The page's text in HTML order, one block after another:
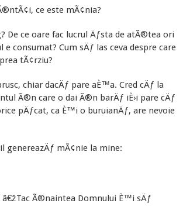
ce este mÃ¢nia?
De ce oare fac lucrul Äƒsta de atÃ®tea ori
consumat? Cum sÄƒ las ceva despre care
tÃ¢rziu?
chiar dacÄƒ pare aÈ™a. Cred cÄƒ la
Ã®n care o dai Ã®n barÄƒ iÈ›i pare cÄƒ
pÄƒcat, ca È™i o buruianÄƒ, are nevoie
genereazÄƒ mÃ¢nie la mine:
Ã®naintea Domnului È™i sÄƒ